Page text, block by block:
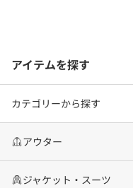
アイテムを探す
カテゴリーから探す
アウター
ジャケット・スーツ